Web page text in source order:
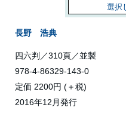
選択
長野 浩典
四六判／310頁／並製
978-4-86329-143-0
定価 2200円 (＋税)
2016年12月発行